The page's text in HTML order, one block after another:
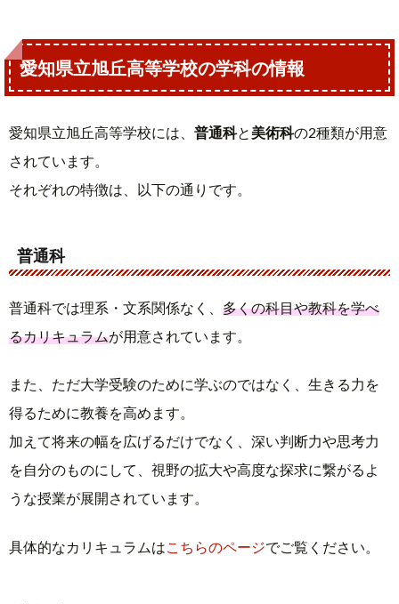
愛知県立旭丘高等学校の学科の情報
愛知県立旭丘高等学校には、 普通科と 美術科の2種類が用意
されています。
それぞれの特徴は、以下の通りです。
普通科
普通科では理系・文系関係なく、 多くの科目や教科を学べ
るカリキュラムが用意されています。
また、ただ大学受験のために学ぶのではなく、生きる力を
得るために教養を高めます。
加えて将来の幅を広げるだけでなく、深い判断力や思考力
を自分のものにして、視野の拡大や高度な探求に繋がるよ
うな授業が展開されています。
具体的なカリキュラムは こちらのページでご覧ください。